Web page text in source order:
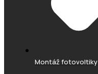
Montáž fotovoltiky